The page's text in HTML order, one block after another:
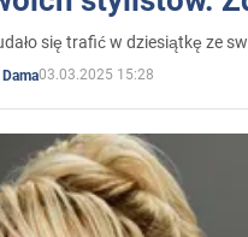
się trafić w dziesiątkę ze
Dama03.03.2025 15:28